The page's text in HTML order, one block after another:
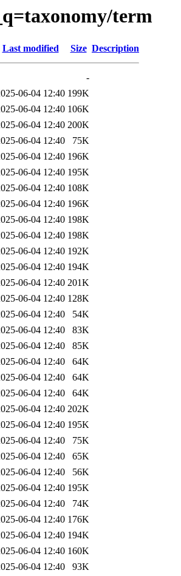
term
Last modified Size Description
-
06-04 12:40 199K
06-04 12:40 106K
06-04 12:40 200K
06-04 12:40
75K
06-04 12:40 196K
06-04 12:40 195K
06-04 12:40 108K
06-04 12:40 196K
06-04 12:40 198K
06-04 12:40 198K
06-04 12:40 192K
06-04 12:40 194K
06-04 12:40 201K
06-04 12:40 128K
06-04 12:40
54K
06-04 12:40
83K
06-04 12:40
85K
06-04 12:40
64K
06-04 12:40
64K
06-04 12:40
64K
06-04 12:40 202K
06-04 12:40 195K
06-04 12:40
75K
06-04 12:40
65K
06-04 12:40
56K
06-04 12:40 195K
06-04 12:40
74K
06-04 12:40 176K
06-04 12:40 194K
06-04 12:40 160K
06-04 12:40
93K